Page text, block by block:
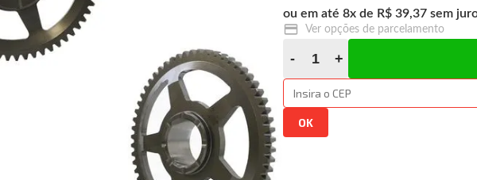
8x R$ 39,37
Ver opções de parcelamento